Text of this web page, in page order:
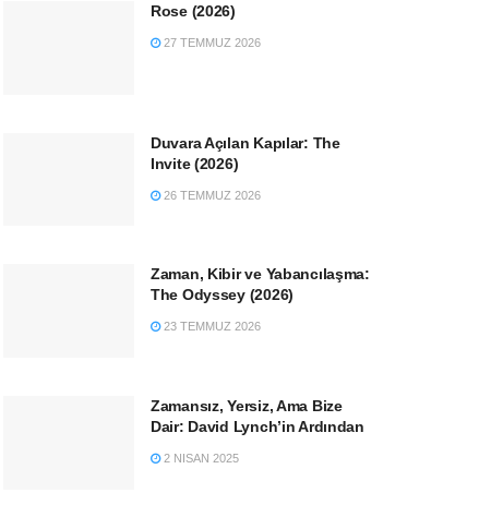
Rose (2026)
27 TEMMUZ 2026
Duvara Açılan Kapılar: The
Invite (2026)
26 TEMMUZ 2026
Zaman, Kibir ve Yabancılaşma:
The Odyssey (2026)
23 TEMMUZ 2026
Zamansız, Yersiz, Ama Bize
Dair: David Lynch’in Ardından
2 NISAN 2025